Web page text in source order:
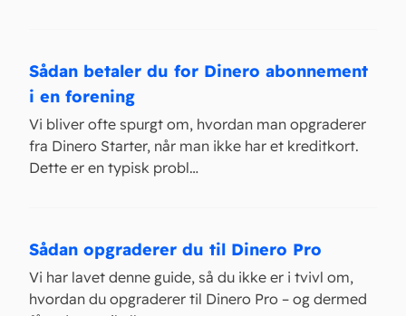
Sådan betaler du for Dinero abonnement
i en forening
Vi bliver ofte spurgt om, hvordan man opgraderer
fra Dinero Starter, når man ikke har et kreditkort.
Dette er en typisk probl…
Sådan opgraderer du til Dinero Pro
Vi har lavet denne guide, så du ikke er i tvivl om,
hvordan du opgraderer til Dinero Pro – og dermed